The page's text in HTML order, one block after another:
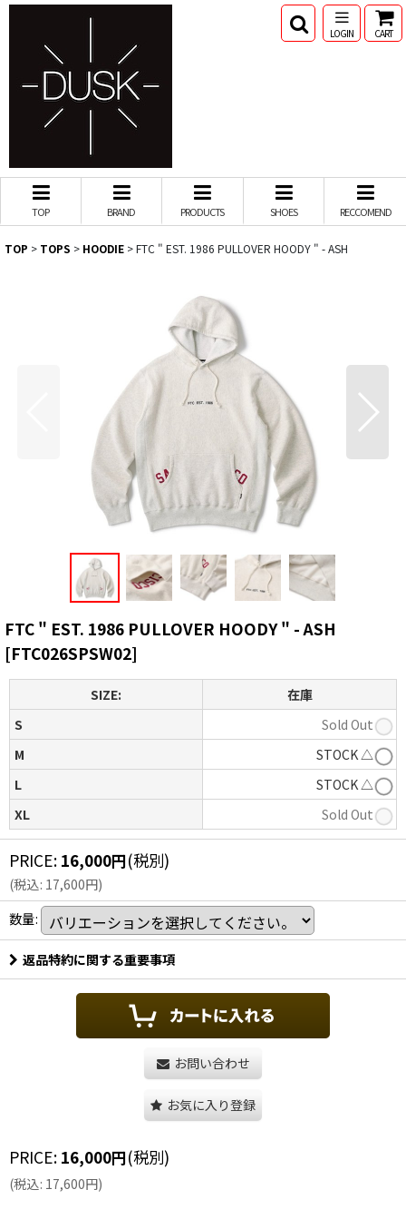
LOGIN CART
TOP BRAND PRODUCTS SHOES RECCOMEND
TOP > TOPS > HOODIE >FTC " EST. 1986 PULLOVER HOODY " - ASH
FTC " EST. 1986 PULLOVER HOODY " - ASH
[FTC026SPSW02]
SIZE:
在庫
S
Sold Out
M
STOCK △
L
STOCK △
XL
Sold Out
PRICE: 16,000円(税別)
(税込: 17,600円)
数量:
返品特約に関する重要事項
お問い合わせ
お気に入り登録
PRICE: 16,000円(税別)
(税込: 17,600円)